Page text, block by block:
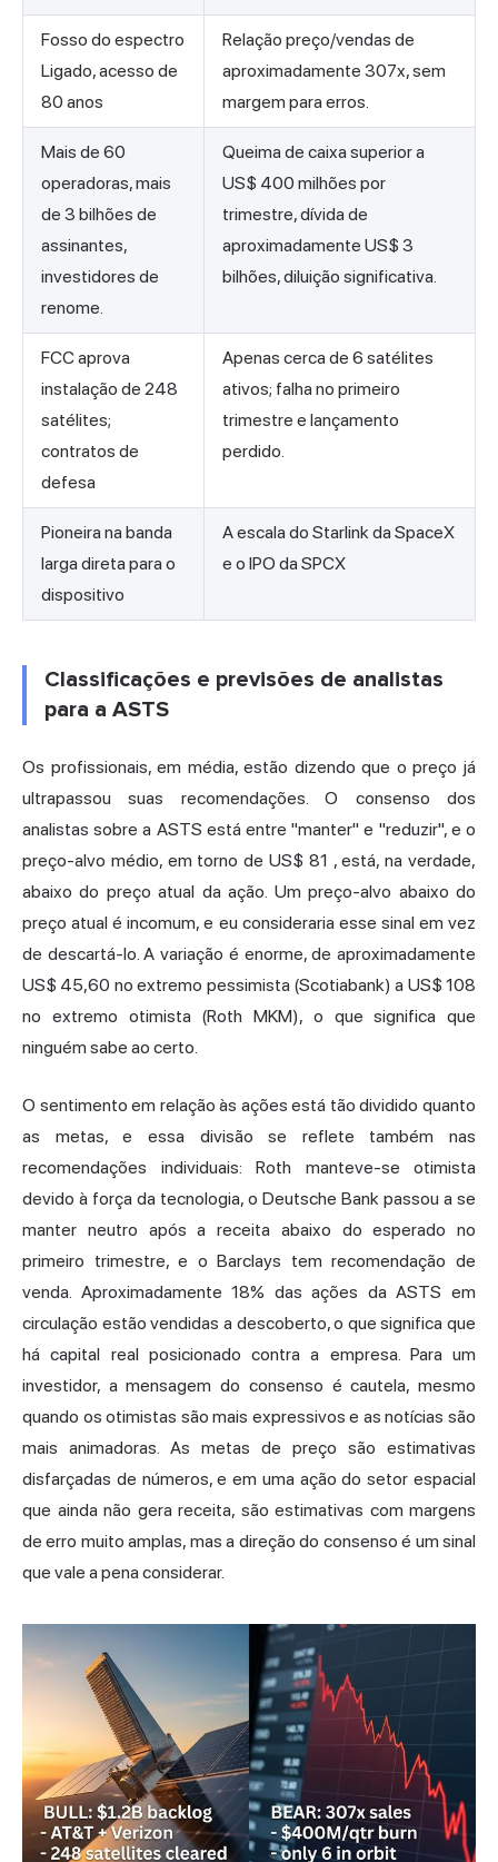
Fosso do espectro
Ligado, acesso de
80 anos
Relação preço/vendas de
aproximadamente 307x, sem
margem para erros.
Mais de 60
operadoras, mais
de 3 bilhões de
assinantes,
investidores de
renome.
Queima de caixa superior a
US$ 400 milhões por
trimestre, dívida de
aproximadamente US$ 3
bilhões, diluição significativa.
FCC aprova
instalação de 248
satélites;
contratos de
defesa
Apenas cerca de 6 satélites
ativos; falha no primeiro
trimestre e lançamento
perdido.
Pioneira na banda
larga direta para o
dispositivo
A escala do Starlink da SpaceX
e o IPO da SPCX
Classificações e previsões de analistas
para a ASTS
Os profissionais, em média, estão dizendo que o preço já
ultrapassou suas recomendações. O consenso dos
analistas sobre a ASTS está entre "manter" e "reduzir", e o
preço-alvo médio, em torno de US$ 81 , está, na verdade,
abaixo do preço atual da ação. Um preço-alvo abaixo do
preço atual é incomum, e eu consideraria esse sinal em vez
de descartá-lo. A variação é enorme, de aproximadamente
US$ 45,60 no extremo pessimista (Scotiabank) a US$ 108
no extremo otimista (Roth MKM), o que significa que
ninguém sabe ao certo.
O sentimento em relação às ações está tão dividido quanto
as metas, e essa divisão se reflete também nas
recomendações individuais: Roth manteve-se otimista
devido à força da tecnologia, o Deutsche Bank passou a se
manter neutro após a receita abaixo do esperado no
primeiro trimestre, e o Barclays tem recomendação de
venda. Aproximadamente 18% das ações da ASTS em
circulação estão vendidas a descoberto, o que significa que
há capital real posicionado contra a empresa. Para um
investidor, a mensagem do consenso é cautela, mesmo
quando os otimistas são mais expressivos e as notícias são
mais animadoras. As metas de preço são estimativas
disfarçadas de números, e em uma ação do setor espacial
que ainda não gera receita, são estimativas com margens
de erro muito amplas, mas a direção do consenso é um sinal
que vale a pena considerar.